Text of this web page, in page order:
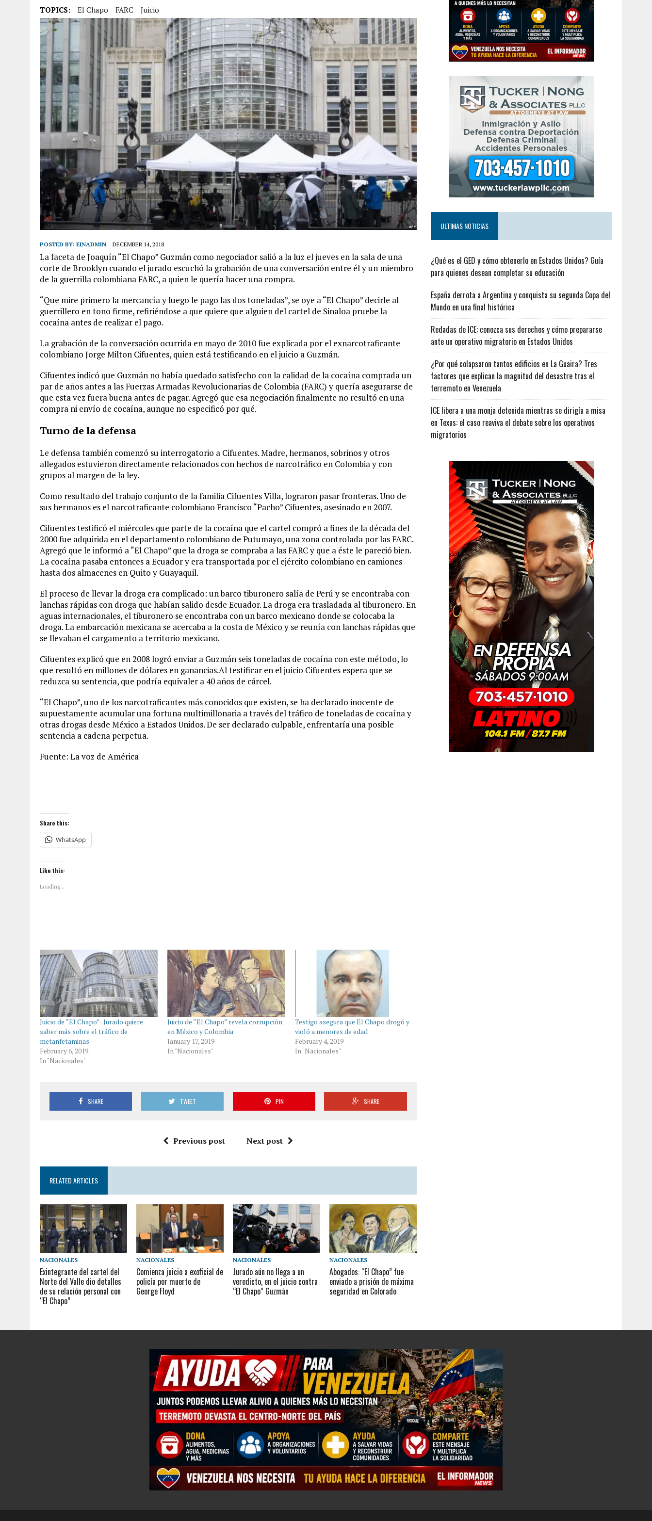
JULY 20, 2026 | REDADAS DE ICE: CONOZCA SUS DERECHOS Y CÓMO PREPARARSE ANTE UN OPERATIVO MIGRATORIO EN ESTADOS UNIDOS
TOPICS: El Chapo FARC Juicio
POSTED BY: EINADMIN DECEMBER 14, 2018
La faceta de Joaquín “El Chapo” Guzmán como negociador salió a la luz el jueves en la sala de una
corte de Brooklyn cuando el jurado escuchó la grabación de una conversación entre él y un miembro
de la guerrilla colombiana FARC, a quien le quería hacer una compra.
“Que mire primero la mercancía y luego le pago las dos toneladas”, se oye a “El Chapo” decirle al
guerrillero en tono firme, refiriéndose a que quiere que alguien del cartel de Sinaloa pruebe la
cocaína antes de realizar el pago.
La grabación de la conversación ocurrida en mayo de 2010 fue explicada por el exnarcotraficante
colombiano Jorge Milton Cifuentes, quien está testificando en el juicio a Guzmán.
Cifuentes indicó que Guzmán no había quedado satisfecho con la calidad de la cocaína comprada un
par de años antes a las Fuerzas Armadas Revolucionarias de Colombia (FARC) y quería asegurarse de
que esta vez fuera buena antes de pagar. Agregó que esa negociación finalmente no resultó en una
compra ni envío de cocaína, aunque no especificó por qué.
Turno de la defensa
Le defensa también comenzó su interrogatorio a Cifuentes. Madre, hermanos, sobrinos y otros
allegados estuvieron directamente relacionados con hechos de narcotráfico en Colombia y con
grupos al margen de la ley.
Como resultado del trabajo conjunto de la familia Cifuentes Villa, lograron pasar fronteras. Uno de
sus hermanos es el narcotraficante colombiano Francisco “Pacho” Cifuentes, asesinado en 2007.
Cifuentes testificó el miércoles que parte de la cocaína que el cartel compró a fines de la década del
2000 fue adquirida en el departamento colombiano de Putumayo, una zona controlada por las FARC.
Agregó que le informó a “El Chapo” que la droga se compraba a las FARC y que a éste le pareció bien.
La cocaína pasaba entonces a Ecuador y era transportada por el ejército colombiano en camiones
hasta dos almacenes en Quito y Guayaquil.
El proceso de llevar la droga era complicado: un barco tiburonero salía de Perú y se encontraba con
lanchas rápidas con droga que habían salido desde Ecuador. La droga era trasladada al tiburonero. En
aguas internacionales, el tiburonero se encontraba con un barco mexicano donde se colocaba la
droga. La embarcación mexicana se acercaba a la costa de México y se reunía con lanchas rápidas que
se llevaban el cargamento a territorio mexicano.
Cifuentes explicó que en 2008 logró enviar a Guzmán seis toneladas de cocaína con este método, lo
que resultó en millones de dólares en ganancias.Al testificar en el juicio Cifuentes espera que se
reduzca su sentencia, que podría equivaler a 40 años de cárcel.
“El Chapo”, uno de los narcotraficantes más conocidos que existen, se ha declarado inocente de
supuestamente acumular una fortuna multimillonaria a través del tráfico de toneladas de cocaína y
otras drogas desde México a Estados Unidos. De ser declarado culpable, enfrentaría una posible
sentencia a cadena perpetua.
Fuente: La voz de América
Share this:
WhatsApp
Like this:
Loading...
Juicio de “El Chapo”: Jurado quiere
saber más sobre el tráfico de
metanfetaminas
February 6, 2019
In "Nacionales"
Juicio de “El Chapo” revela corrupción
en México y Colombia
January 17, 2019
In "Nacionales"
Testigo asegura que El Chapo drogó y
violó a menores de edad
February 4, 2019
In "Nacionales"
SHARE TWEET PIN SHARE
Previous post Next post
RELATED ARTICLES
NACIONALES
Exintegrante del cartel del
Norte del Valle dio detalles
de su relación personal con
“El Chapo”
NACIONALES
Comienza juicio a exoficial de
policía por muerte de
George Floyd
NACIONALES
Jurado aún no llega a un
veredicto, en el juicio contra
“El Chapo” Guzmán
NACIONALES
Abogados: “El Chapo” fue
enviado a prisión de máxima
seguridad en Colorado
ULTIMAS NOTICIAS
¿Qué es el GED y cómo obtenerlo en Estados Unidos? Guía
para quienes desean completar su educación
España derrota a Argentina y conquista su segunda Copa del
Mundo en una final histórica
Redadas de ICE: conozca sus derechos y cómo prepararse
ante un operativo migratorio en Estados Unidos
¿Por qué colapsaron tantos edificios en La Guaira? Tres
factores que explican la magnitud del desastre tras el
terremoto en Venezuela
ICE libera a una monja detenida mientras se dirigía a misa
en Texas: el caso reaviva el debate sobre los operativos
migratorios